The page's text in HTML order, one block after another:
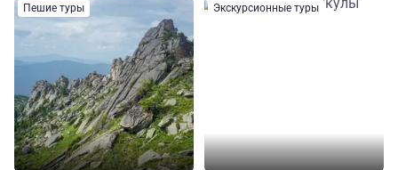
Пешие туры Экскурсионные туры